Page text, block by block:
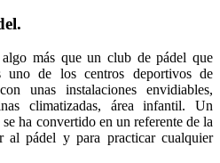
más que un club de pádel que
uno de los centros deportivos de
unas instalaciones envidiables,
climatizadas, área infantil. Un
ha convertido en un referente de la
al pádel y para practicar cualquier